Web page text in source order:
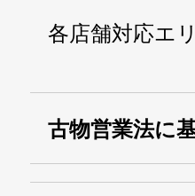
各店舗対応エ
古物営業法に